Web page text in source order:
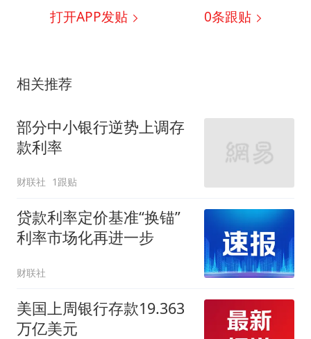
打开APP发贴 0条跟贴
相关推荐
部分中小银行逆势上调存
款利率
财联社 1跟贴
贷款利率定价基准“换锚”
利率市场化再进一步
财联社
美国上周银行存款19.363
万亿美元